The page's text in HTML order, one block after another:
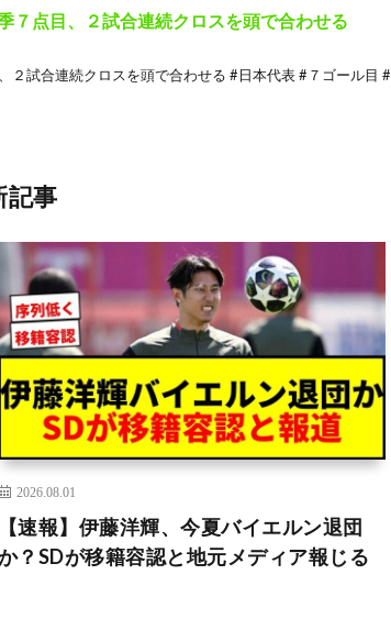
７点目、２試合連続クロスを頭で合わせる
２試合連続クロスを頭で合わせる #日本代表 #７ゴール目 #
記事
2026.08.01
【速報】伊藤洋輝、今夏バイエルン退団
？SDが移籍容認と地元メディア報じる